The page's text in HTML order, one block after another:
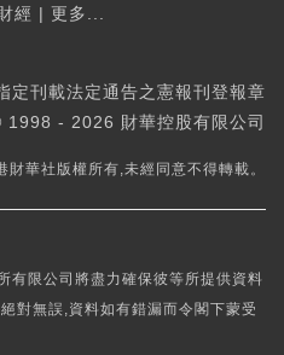
經 | 更多...
定刊載法定通告之憲報刊登報章
- 2026 財華控股有限公司
財華社版權所有,未經同意不得轉載。
有限公司將盡力確保彼等所提供資料
對無誤,資料如有錯漏而令閣下蒙受